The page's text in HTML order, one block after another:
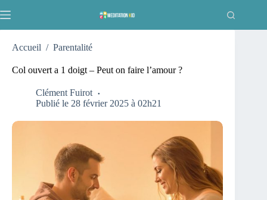
au
Accueil / Parentalité
Col ouvert a 1 doigt – Peut on faire l’amour ?
Clément Fuirot
Publié le 28 février 2025 à 02h21